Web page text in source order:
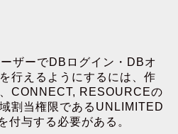
ザーでDBログイン・DBオ
行えるようにするには、作
CONNECT, RESOURCEの
割当権限であるUNLIMITED
付与する必要がある。